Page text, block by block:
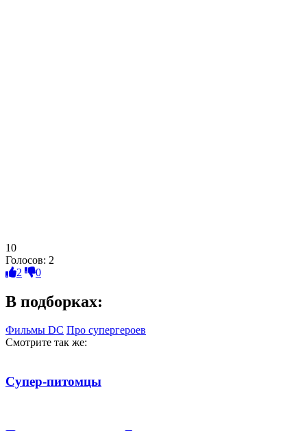
10
Голосов: 2
2
0
В подборках:
Фильмы DC Про супергероев
Смотрите так же:
Супер-питомцы